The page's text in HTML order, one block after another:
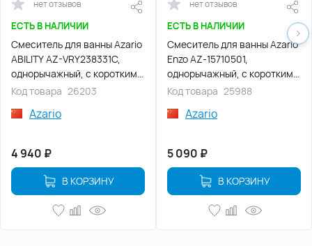
нет отзывов
ЕСТЬ В НАЛИЧИИ
Смеситель для ванны Azario
ABILITY AZ-VRY238331C,
однорычажный, с коротким
изливом, Хром
Код товара 26203
Azario
4 940 ₽
В КОРЗИНУ
нет отзывов
ЕСТЬ В НАЛИЧИИ
Смеситель для ванны Azario
Enzo AZ-15710501,
однорычажный, с коротким
изливом, Хром
Код товара 25988
Azario
5 090 ₽
В КОРЗИНУ